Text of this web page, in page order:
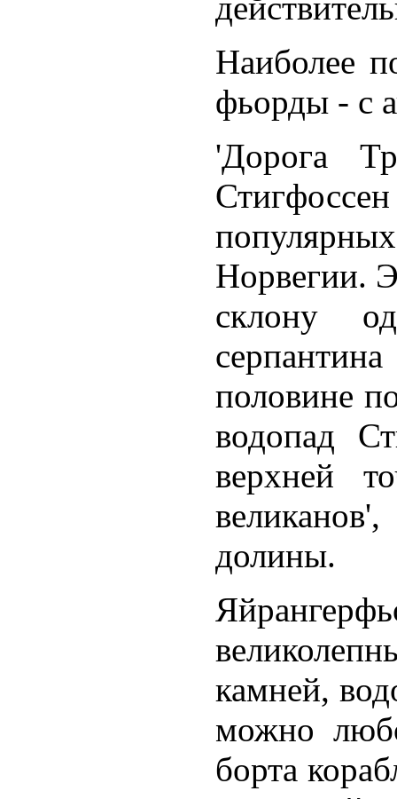
Наиболее
фьорды - с
'Дорога
Норвегии.
склону
половине
водопад
верхней
долины.
камней,
можно
борта